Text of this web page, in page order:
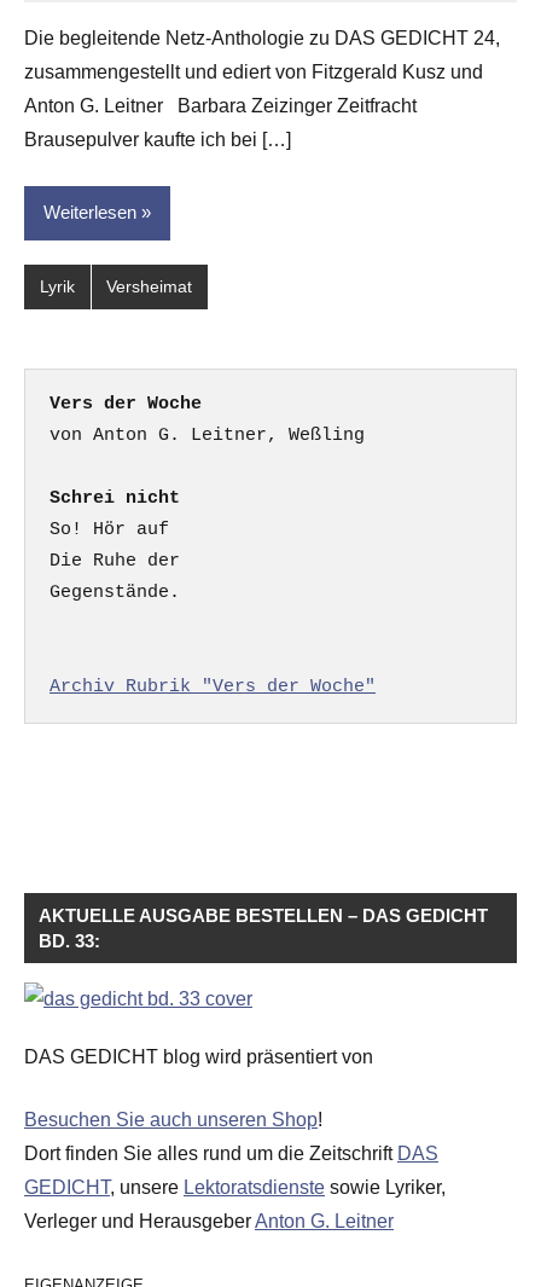
Leitner
Die begleitende Netz-Anthologie zu DAS GEDICHT 24,
zusammengestellt und ediert von Fitzgerald Kusz und
Anton G. Leitner Barbara Zeizinger Zeitfracht
Brausepulver kaufte ich bei […]
Weiterlesen
Lyrik Versheimat
Vers der Woche
Schrei nicht
So! Hör auf
Die Ruhe der
Gegenstände.
Archiv Rubrik "Vers der Woche"
AKTUELLE AUSGABE BESTELLEN – DAS GEDICHT
BD. 33:
DAS GEDICHT blog wird präsentiert von
Besuchen Sie auch unseren Shop!
Dort finden Sie alles rund um die Zeitschrift DAS
GEDICHT, unsere Lektoratsdienste sowie Lyriker,
Verleger und HerausgeberAnton G. Leitner